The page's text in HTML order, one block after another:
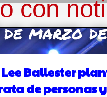
con
marzo
Ballester
de personas